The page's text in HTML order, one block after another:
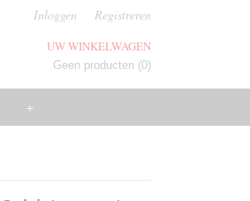
Inloggen Registreren
UW WINKELWAGEN
Geen producten (0)
+